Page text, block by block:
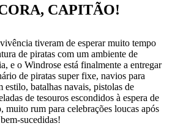
CAPITÃO!
tiveram de esperar muito tempo
de piratas com um ambiente de
e o Windrose está finalmente a entregar
de piratas super fixe, navios para
estilo, batalhas navais, pistolas de
de tesouros escondidos à espera de
muito rum para celebrações loucas após
sucedidas!